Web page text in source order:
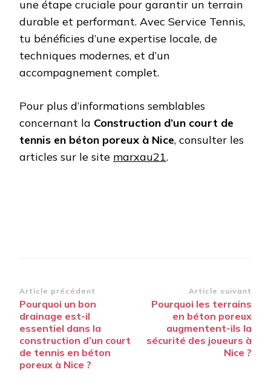
une étape cruciale pour garantir un terrain
durable et performant. Avec Service Tennis,
tu bénéficies d’une expertise locale, de
techniques modernes, et d’un
accompagnement complet.
Pour plus d’informations semblables
concernant la Construction d’un court de
tennis en béton poreux à Nice, consulter les
articles sur le site marxau21.
Navigation
d’article
Article précédent
Pourquoi un bon
drainage est-il
essentiel dans la
construction d’un court
de tennis en béton
poreux à Nice ?
Article suivant
Pourquoi les terrains
en béton poreux
augmentent-ils la
sécurité des joueurs à
Nice ?